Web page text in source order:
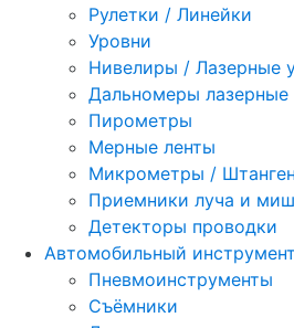
Рулетки / Линейки
Уровни
Нивелиры / Лазерные
Дальномеры лазерные
Пирометры
Мерные ленты
Микрометры /
Приемники луча и
Детекторы проводки
Автомобильный инструмент
Пневмоинструменты
Съёмники